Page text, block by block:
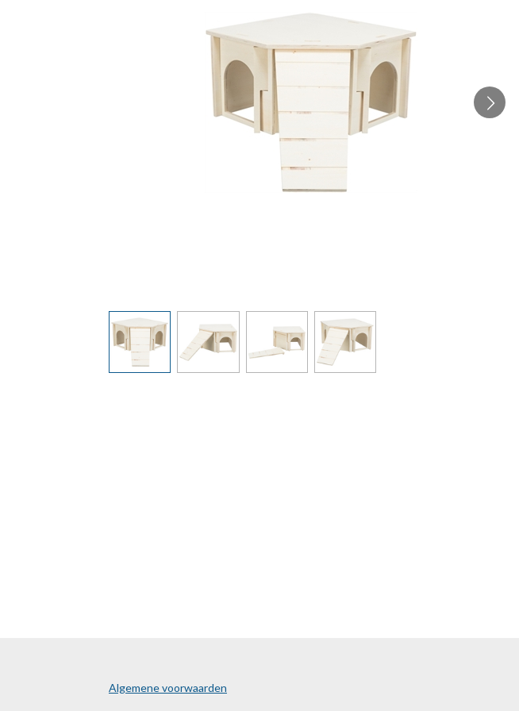
Algemene voorwaarden